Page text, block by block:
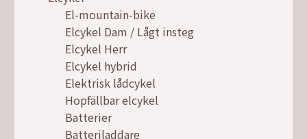
El-mountain-bike
Elcykel Dam / Lågt insteg
Elcykel Herr
Elcykel hybrid
Elektrisk lådcykel
Hopfällbar elcykel
Batterier
Batteriladdare